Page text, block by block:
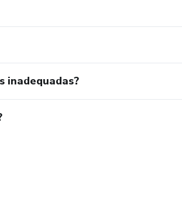
inadequadas?